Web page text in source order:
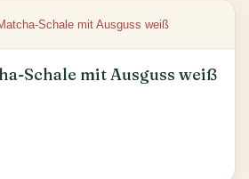
Schale mit Ausguss weiß